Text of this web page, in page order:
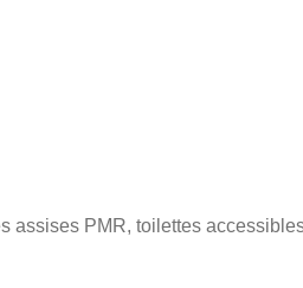
assises PMR, toilettes